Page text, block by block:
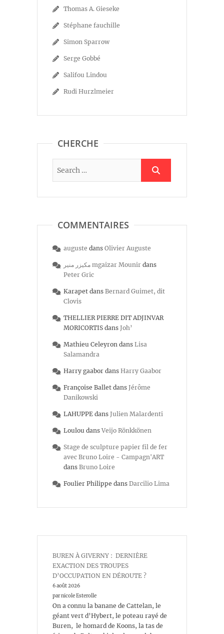
Thomas A. Gieseke
Stéphane fauchille
Simon Sparrow
Serge Gobbé
Salifou Lindou
Rudi Hurzlmeier
CHERCHE
COMMENTAIRES
auguste dans Olivier Auguste
مكيزر منير mgaizar Mounir dans
Peter Gric
Karapet dans Bernard Guimet, dit
Clovis
THELLIER PIERRE DIT ADJINVAR
MORICORTIS dans Joh’
Mathieu Celeyron dans Lisa
Salamandra
Harry gaabor dans Harry Gaabor
Françoise Ballet dans Jérôme
Danikowski
LAHUPPE dans Julien Malardenti
Loulou dans Veijo Rönkkönen
Stage de sculpture papier fil de fer
avec Bruno Loire - Campagn'ART
dans Bruno Loire
Foulier Philippe dans Darcilio Lima
BUREN À GIVERNY : DERNIÈRE
EXACTION DES TROUPES
D’OCCUPATION EN DÉROUTE ?
6 août 2026
par nicole Esterolle
On a connu la banane de Cattelan, le
géant vert d’Hybert, le poteau rayé de
Buren, le homard de Koons, la tas de